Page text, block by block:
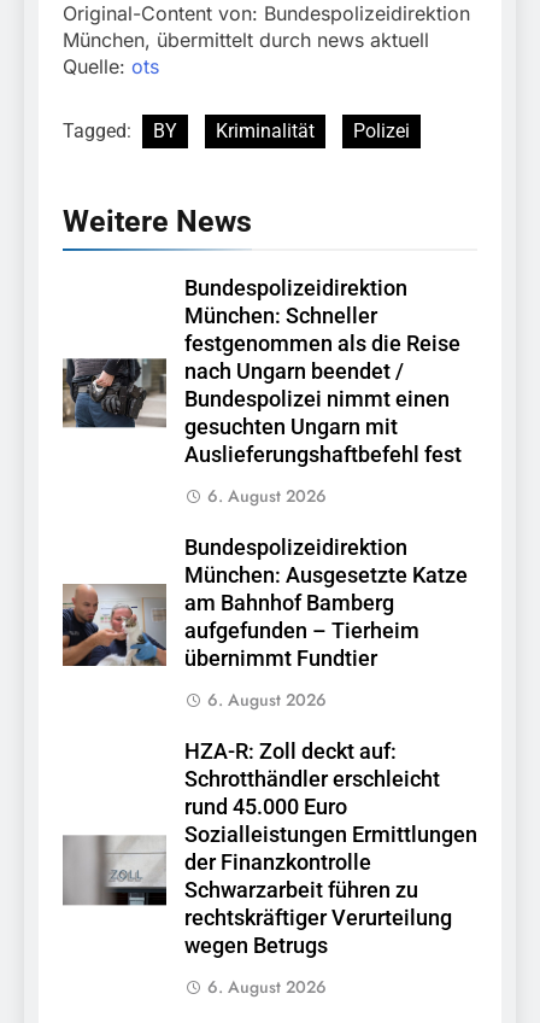
Original-Content von: Bundespolizeidirektion
München, übermittelt durch news aktuell
Quelle: ots
Tagged: BY Kriminalität Polizei
Weitere News
Bundespolizeidirektion
München: Schneller
festgenommen als die Reise
nach Ungarn beendet /
Bundespolizei nimmt einen
gesuchten Ungarn mit
Auslieferungshaftbefehl fest
6. August 2026
Bundespolizeidirektion
München: Ausgesetzte Katze
am Bahnhof Bamberg
aufgefunden – Tierheim
übernimmt Fundtier
6. August 2026
HZA-R: Zoll deckt auf:
Schrotthändler erschleicht
rund 45.000 Euro
Sozialleistungen Ermittlungen
der Finanzkontrolle
Schwarzarbeit führen zu
rechtskräftiger Verurteilung
wegen Betrugs
6. August 2026